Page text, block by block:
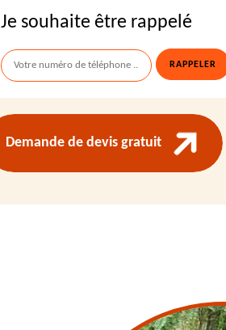
Je souhaite être rappelé
Demande de devis gratuit